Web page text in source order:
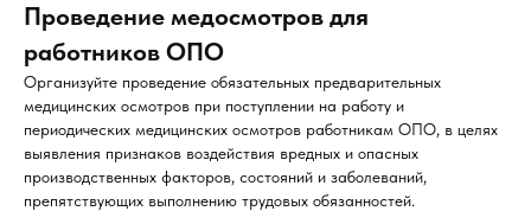
Проведение медосмотров для
работников ОПО
Организуйте проведение обязательных предварительных
медицинских осмотров при поступлении на работу и
периодических медицинских осмотров работникам ОПО, в целях
выявления признаков воздействия вредных и опасных
производственных факторов, состояний и заболеваний,
препятствующих выполнению трудовых обязанностей.